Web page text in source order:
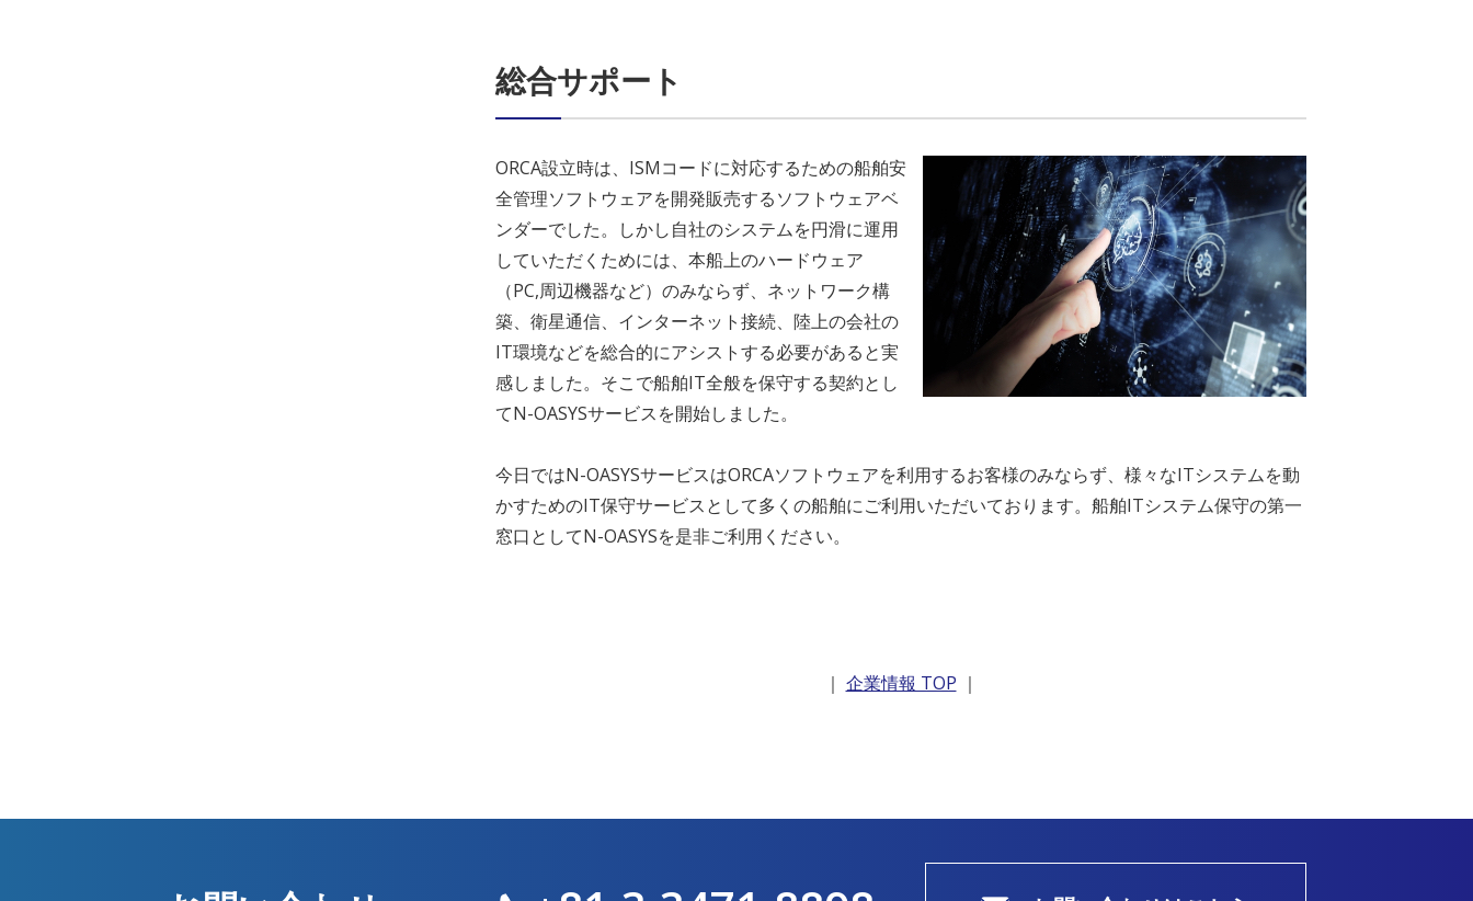
総合サポート
ORCA設立時は、ISMコードに対応するための船舶安
全管理ソフトウェアを開発販売するソフトウェアベ
ンダーでした。しかし自社のシステムを円滑に運用
していただくためには、本船上のハードウェア
（PC,周辺機器など）のみならず、ネットワーク構
築、衛星通信、インターネット接続、陸上の会社の
IT環境などを総合的にアシストする必要があると実
感しました。そこで船舶IT全般を保守する契約とし
てN-OASYSサービスを開始しました。
今日ではN-OASYSサービスはORCAソフトウェアを利用するお客様のみならず、様々なITシステムを動
かすためのIT保守サービスとして多くの船舶にご利用いただいております。船舶ITシステム保守の第一
窓口としてN-OASYSを是非ご利用ください。
｜ 企業情報 TOP ｜